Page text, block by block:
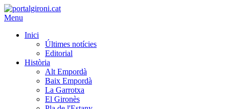
Menu
Inici
Últimes notícies
Editorial
Història
Alt Empordà
Baix Empordà
La Garrotxa
El Gironès